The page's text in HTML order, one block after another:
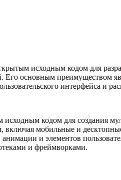
исходным кодом для
Его основным преимуществом
интерфейса и
кодом для создания
включая мобильные и
и элементов
и фреймворками.